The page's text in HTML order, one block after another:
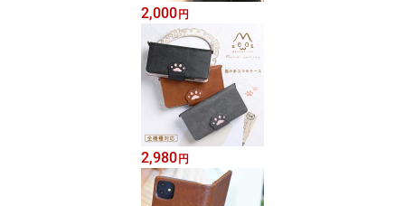
2,000円
2,980円